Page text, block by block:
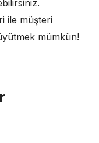
ile müşteri
mümkün!